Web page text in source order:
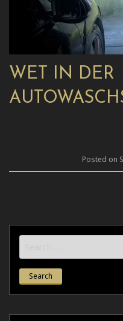
WET IN DER
Posted on
for: